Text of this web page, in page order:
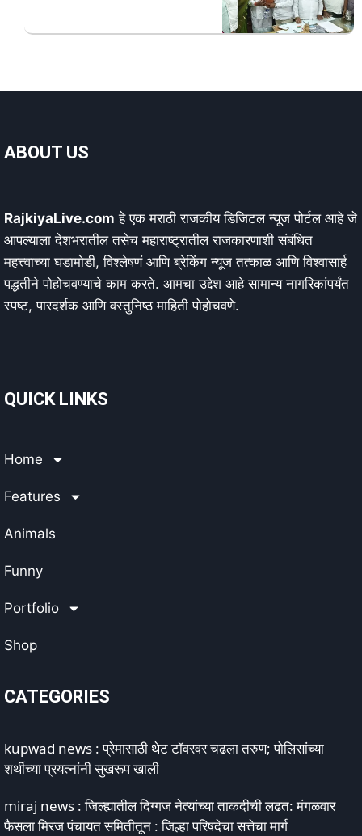
ABOUT US
RajkiyaLive.com हे एक मराठी राजकीय डिजिटल न्यूज पोर्टल आहे जे
आपल्याला देशभरातील तसेच महाराष्ट्रातील राजकारणाशी संबंधित
महत्त्वाच्या घडामोडी, विश्लेषणं आणि ब्रेकिंग न्यूज तत्काळ आणि विश्वासार्ह
पद्धतीने पोहोचवण्याचे काम करते. आमचा उद्देश आहे सामान्य नागरिकांपर्यंत
स्पष्ट, पारदर्शक आणि वस्तुनिष्ठ माहिती पोहोचवणे.
QUICK LINKS
Home
Features
Animals
Funny
Portfolio
Shop
CATEGORIES
kupwad news : प्रेमासाठी थेट टॉवरवर चढला तरुण; पोलिसांच्या
शर्थीच्या प्रयत्नांनी सुखरूप खाली
miraj news : जिल्ह्यातील दिग्गज नेत्यांच्या ताकदीची लढत: मंगळवार
फैसला मिरज पंचायत समितीतून : जिल्हा परिषदेचा सत्तेचा मार्ग